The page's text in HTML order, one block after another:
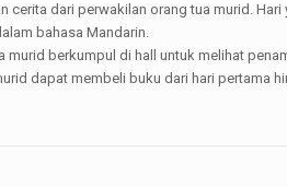
cerita dari perwakilan orang tua murid.
bahasa Mandarin.
berkumpul di hall untuk melihat
dapat membeli buku dari hari pertama